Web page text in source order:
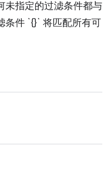
未指定的过滤条件都与
条件 `{}` 将匹配所有可